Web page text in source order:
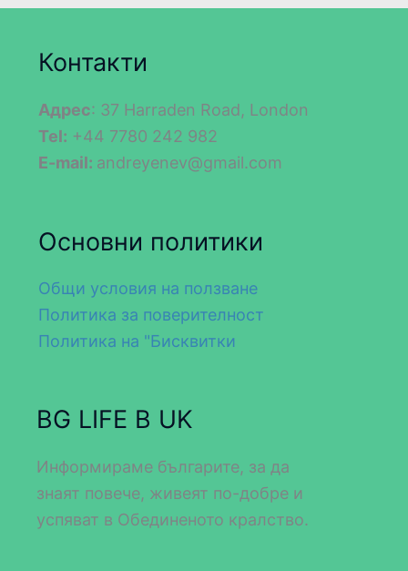
Контакти
Адрес: 37 Harraden Road, London
Tel: +44 7780 242 982
E-mail: andreyenev@gmail.com
Основни политики
Общи условия на ползване
Политика за поверителност
Политика на "Бисквитки
BG LIFE В UK
Информираме българите, за да
знаят повече, живеят по-добре и
успяват в Обединеното кралство.